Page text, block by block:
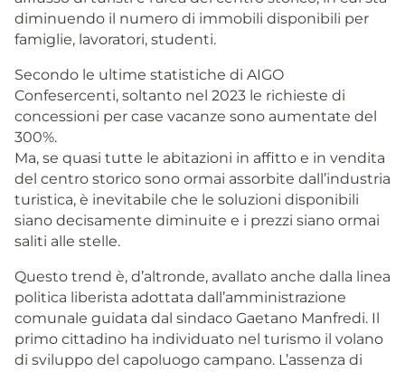
diminuendo il numero di immobili disponibili per
famiglie, lavoratori, studenti.
Secondo le ultime statistiche di AIGO
Confesercenti, soltanto nel 2023 le richieste di
concessioni per case vacanze sono aumentate del
300%.
Ma, se quasi tutte le abitazioni in affitto e in vendita
del centro storico sono ormai assorbite dall’industria
turistica, è inevitabile che le soluzioni disponibili
siano decisamente diminuite e i prezzi siano ormai
saliti alle stelle.
Questo trend è, d’altronde, avallato anche dalla linea
politica liberista adottata dall’amministrazione
comunale guidata dal sindaco Gaetano Manfredi. Il
primo cittadino ha individuato nel turismo il volano
di sviluppo del capoluogo campano. L’assenza di